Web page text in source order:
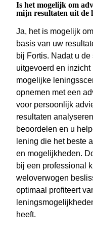
Is het mogelijk om
mijn resultaten uit de
Ja, het is mogelijk
basis van uw
bij Fortis. Nadat u
uitgevoerd en
mogelijke
opnemen met een
voor persoonlijk
resultaten
beoordelen en u
lening die het beste
en mogelijkheden.
bij een professional
weloverwogen
optimaal profiteert
heeft.